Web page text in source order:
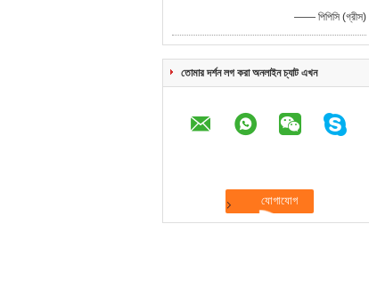
—— পিপিসি (গ্রীস)
তোমার দর্শন লগ করা অনলাইন চ্যাট এখন